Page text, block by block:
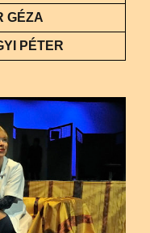
GÉZA
PÉTER